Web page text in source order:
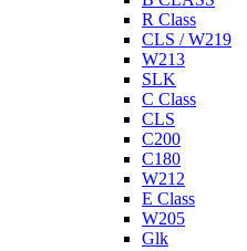
R Class
CLS / W219
W213
SLK
C Class
CLS
C200
C180
W212
E Class
W205
Glk